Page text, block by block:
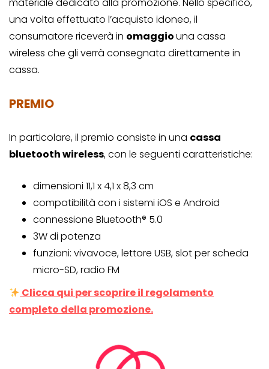
materiale dedicato alla promozione. Nello specifico,
una volta effettuato l’acquisto idoneo, il
consumatore riceverà in omaggiouna cassa
wireless che gli verrà consegnata direttamente in
cassa.
PREMIO
In particolare, il premio consiste in una cassa
bluetooth wireless, con le seguenti caratteristiche:
dimensioni 11,1 x 4,1 x 8,3 cm
compatibilità con i sistemi iOS e Android
connessione Bluetooth® 5.0
3W di potenza
funzioni: vivavoce, lettore USB, slot per scheda
micro-SD, radio FM
Clicca qui per scoprire il regolamento
completo della promozione.